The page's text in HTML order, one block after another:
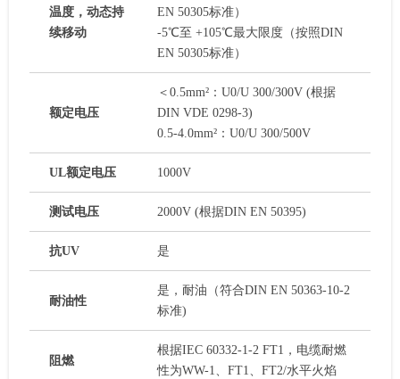
温度，动态持
续移动
EN 50305标准）
-5℃至 +105℃最大限度（按照DIN
EN 50305标准）
额定电压
＜0.5mm²：U0/U 300/300V (根据
DIN VDE 0298-3)
0.5-4.0mm²：U0/U 300/500V
UL额定电压 1000V
测试电压 2000V (根据DIN EN 50395)
抗UV 是
耐油性
是，耐油（符合DIN EN 50363-10-2
标准)
阻燃
根据IEC 60332-1-2 FT1，电缆耐燃
性为WW-1、FT1、FT2/水平火焰